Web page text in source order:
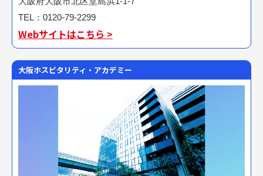
TEL：0120-79-2299
Webサイトはこちら >
大阪ホスピタリティ・アカデミー